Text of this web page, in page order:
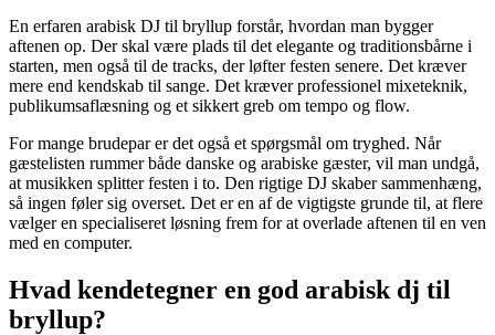
En erfaren arabisk DJ til bryllup forstår, hvordan man bygger
aftenen op. Der skal være plads til det elegante og traditionsbårne i
starten, men også til de tracks, der løfter festen senere. Det kræver
mere end kendskab til sange. Det kræver professionel mixeteknik,
publikumsaflæsning og et sikkert greb om tempo og flow.
For mange brudepar er det også et spørgsmål om tryghed. Når
gæstelisten rummer både danske og arabiske gæster, vil man undgå,
at musikken splitter festen i to. Den rigtige DJ skaber sammenhæng,
så ingen føler sig overset. Det er en af de vigtigste grunde til, at flere
vælger en specialiseret løsning frem for at overlade aftenen til en ven
med en computer.
Hvad kendetegner en god arabisk dj til
bryllup?